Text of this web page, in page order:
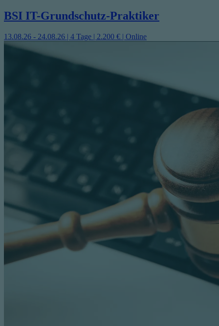
BSI IT-Grundschutz-Praktiker
13.08.26 - 24.08.26 | 4 Tage | 2.200 € | Online